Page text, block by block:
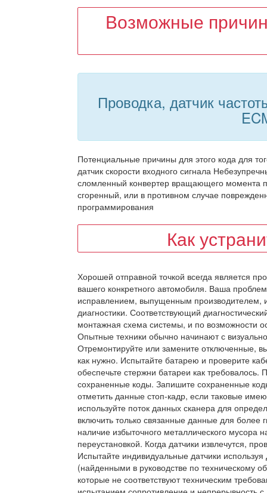
Возможные
Проводка, датчик
Потенциальные причины для этого кода для
датчик скорости входного сигнала
сломленный конвертер вращающего момента
сгоренный, или в противном случае
программирования
Как
Хорошей отправной точкой всегда является
вашего конкретного автомобиля. Ваша
исправлением, выпущенным производителем,
диагностики. Соответствующий
монтажная схема системы, и по возможности
Опытные техники обычно начинают с
Отремонтируйте или замените отключенные,
как нужно. Испытайте батарею и проверите
обеспечьте стержни батареи как требовалось.
сохраненные коды. Запишите сохраненные
отметить данные стоп-кадр, если таковые
используйте поток данных сканера для
включить только связанные данные для более
наличие избыточного металлического мусора
переустановкой. Когда датчики извлечутся,
Испытайте индивидуальные датчики
(найденными в руководстве по техническому
которые не соответствуют техническим